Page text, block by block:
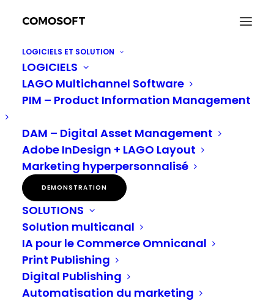
LOGICIELS ET SOLUTION
LOGICIELS
LAGO Multichannel Software
PIM – Product Information Management
DAM – Digital Asset Management
Adobe InDesign + LAGO Layout
Marketing hyperpersonnalisé
DEMONSTRATION
SOLUTIONS
Solution multicanal
IA pour le Commerce Omnicanal
Print Publishing
Digital Publishing
Automatisation du marketing
Accueil Glossaire Web-to-Print
Web-to-print
Le Web-to-print est la transmission en ligne
automatisée des travaux d’impression à la
production duprint publishing
personnalisent généralement les modèles, qui
sont convertis en fichiers prêts à être imprimés et
envoyés aux imprimeurs.